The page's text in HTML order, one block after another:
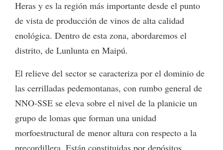
Heras y es la región más importante desde el punto
de vista de producción de vinos de alta calidad
enológica. Dentro de esta zona, abordaremos el
distrito, de Lunlunta en Maipú.
El relieve del sector se caracteriza por el dominio de
las cerrilladas pedemontanas, con rumbo general de
NNO-SSE se eleva sobre el nivel de la planicie un
grupo de lomas que forman una unidad
morfoestructural de menor altura con respecto a la
precordillera. Están constituidas por depósitos